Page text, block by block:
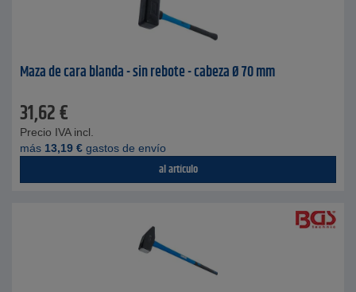
Maza de cara blanda - sin rebote - cabeza Ø 70 mm
31,62€
Precio IVA incl.
más 13,19 € gastos de envío
al artículo